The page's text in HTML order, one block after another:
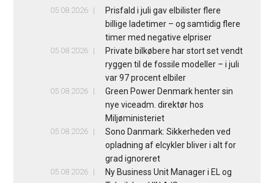
05.08.2026
Prisfald i juli gav elbilister flere
billige ladetimer – og samtidig flere
timer med negative elpriser
05.08.2026
Private bilkøbere har stort set vendt
ryggen til de fossile modeller – i juli
var 97 procent elbiler
05.08.2026
Green Power Denmark henter sin
nye viceadm. direktør hos
Miljøministeriet
05.08.2026
Sono Danmark: Sikkerheden ved
opladning af elcykler bliver i alt for
grad ignoreret
05.08.2026
Ny Business Unit Manager i EL og